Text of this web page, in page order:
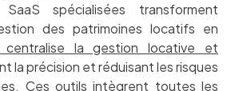
spécialisées transforment
des patrimoines locatifs en
centralise la gestion locative et
la précision et réduisant les risques
Ces outils intègrent toutes les